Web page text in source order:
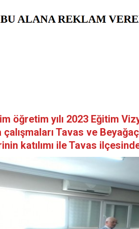
öğretim yılı 2023 Eğitim
çalışmaları Tavas ve
katılımı ile Tavas